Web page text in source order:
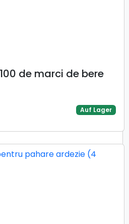
de marci de bere
Auf Lager